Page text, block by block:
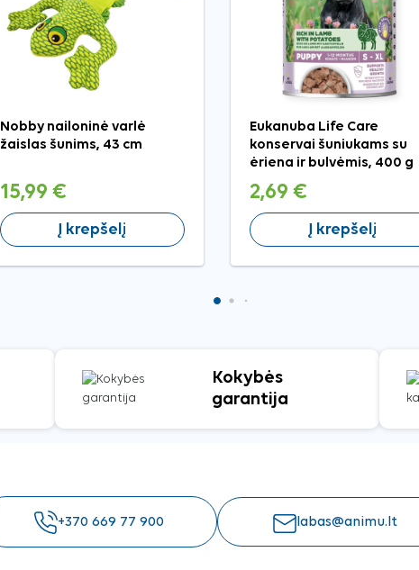
Nobby nailoninė varlė
žaislas šunims, 43 cm
15,99 €
Į krepšelį
Eukanuba Life Care
konservai šuniukams su
ėriena ir bulvėmis, 400 g
2,69 €
Į krepšelį
Kokybės
garantija
+370 669 77 900 labas@animu.lt